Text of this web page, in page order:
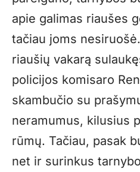
apie galimas riaušes
tačiau joms
riaušių vakarą
policijos komisaro
skambučio su
neramumus, kilusius
rūmų. Tačiau, pasak
net ir surinkus